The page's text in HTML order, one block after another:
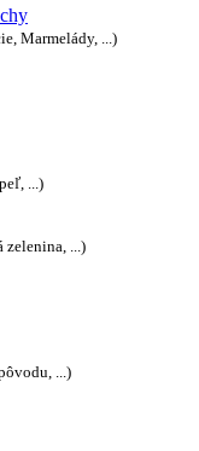
Marmelády, ...)
...)
...)
...)